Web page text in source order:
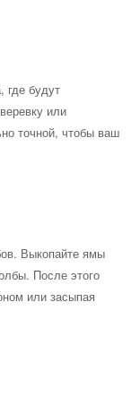
где будут
или
точной, чтобы ваш
Выкопайте ямы
После этого
или засыпая